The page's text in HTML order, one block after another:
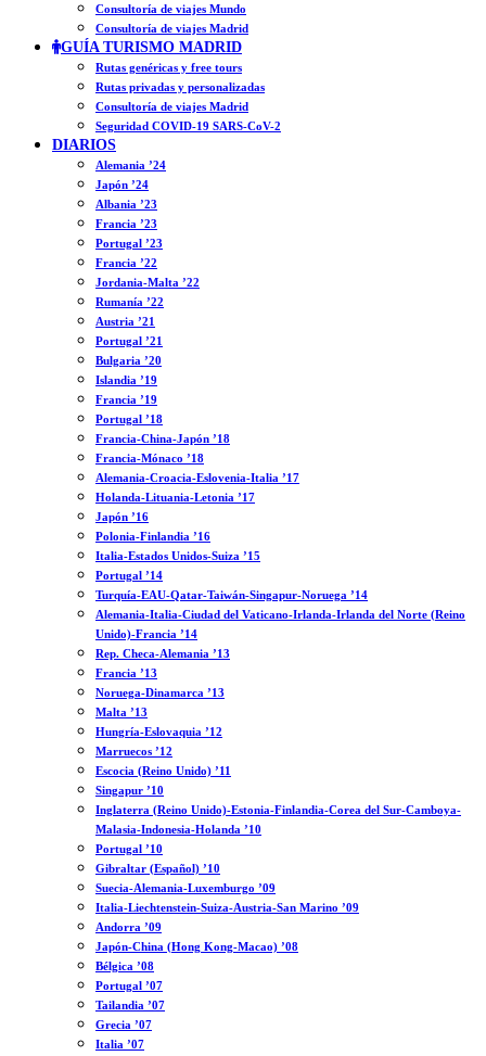
Consultoría de viajes Mundo
Consultoría de viajes Madrid
GUÍA TURISMO MADRID
Rutas genéricas y free tours
Rutas privadas y personalizadas
Consultoría de viajes Madrid
Seguridad COVID-19 SARS-CoV-2
DIARIOS
Alemania ’24
Japón ’24
Albania ’23
Francia ’23
Portugal ’23
Francia ’22
Jordania-Malta ’22
Rumanía ’22
Austria ’21
Portugal ’21
Bulgaria ’20
Islandia ’19
Francia ’19
Portugal ’18
Francia-China-Japón ’18
Francia-Mónaco ’18
Alemania-Croacia-Eslovenia-Italia ’17
Holanda-Lituania-Letonia ’17
Japón ’16
Polonia-Finlandia ’16
Italia-Estados Unidos-Suiza ’15
Portugal ’14
Turquía-EAU-Qatar-Taiwán-Singapur-Noruega ’14
Alemania-Italia-Ciudad del Vaticano-Irlanda-Irlanda del Norte (Reino
Unido)-Francia ’14
Rep. Checa-Alemania ’13
Francia ’13
Noruega-Dinamarca ’13
Malta ’13
Hungría-Eslovaquia ’12
Marruecos ’12
Escocia (Reino Unido) ’11
Singapur ’10
Inglaterra (Reino Unido)-Estonia-Finlandia-Corea del Sur-Camboya-
Malasia-Indonesia-Holanda ’10
Portugal ’10
Gibraltar (Español) ’10
Suecia-Alemania-Luxemburgo ’09
Italia-Liechtenstein-Suiza-Austria-San Marino ’09
Andorra ’09
Japón-China (Hong Kong-Macao) ’08
Bélgica ’08
Portugal ’07
Tailandia ’07
Grecia ’07
Italia ’07